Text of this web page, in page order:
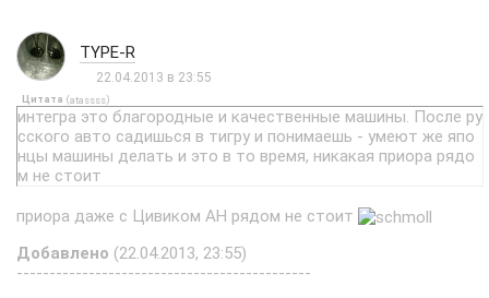
TYPE-R
22.04.2013 в 23:55
Цитата (atassss)
интегра это благородные и качественные машины. После ру
сского авто садишься в тигру и понимаешь - умеют же япо
нцы машины делать и это в то время, никакая приора рядо
м не стоит
приора даже с Цивиком AH рядом не стоит
Добавлено (22.04.2013, 23:55)
---------------------------------------------